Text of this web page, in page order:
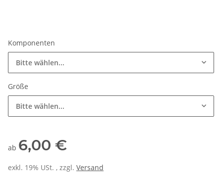
Komponenten
Bitte wählen...
Größe
Bitte wählen...
ab 6,00 €
exkl. 19% USt. , zzgl. Versand